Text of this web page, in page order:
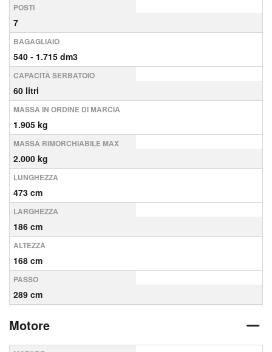
POSTI
7
BAGAGLIAIO
540 - 1.715 dm3
CAPACITÀ SERBATOIO
60 litri
MASSA IN ORDINE DI MARCIA
1.905 kg
MASSA RIMORCHIABILE MAX
2.000 kg
LUNGHEZZA
473 cm
LARGHEZZA
186 cm
ALTEZZA
168 cm
PASSO
289 cm
Motore